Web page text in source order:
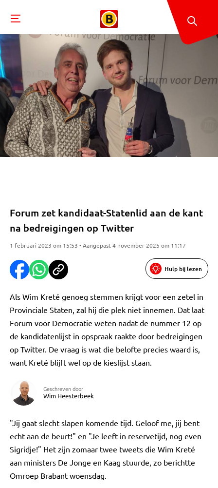
Forum zet kandidaat-Statenlid aan de kant
na bedreigingen op Twitter
1 februari 2023 om 15:53 • Aangepast 4 november 2025 om 11:17
Hulp bij lezen
Als Wim Kreté genoeg stemmen krijgt voor een zetel in
Provinciale Staten, zal hij die plek niet innemen. Dat laat
Forum voor Democratie weten nadat de nummer 12 op
de kandidatenlijst in opspraak raakte door bedreigingen
op Twitter. De vraag is wat die belofte precies waard is,
want Kreté blijft wel op de kieslijst staan.
Geschreven door
Wim Heesterbeek
"Jij gaat slecht slapen komende tijd. Geloof me, jij bent
echt aan de beurt!" en "Je leeft in reservetijd, nog even
Sigridje!" Het zijn zomaar twee tweets die Wim Kreté
aan ministers De Jonge en Kaag stuurde, zo berichtte
Omroep Brabant woensdag.